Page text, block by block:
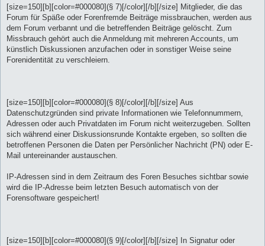
[size=150][b][color=#000080](§ 7)[/color][/b][/size] Mitglieder, die das
Forum für Späße oder Forenfremde Beiträge missbrauchen, werden aus
dem Forum verbannt und die betreffenden Beiträge gelöscht. Zum
Missbrauch gehört auch die Anmeldung mit mehreren Accounts, um
künstlich Diskussionen anzufachen oder in sonstiger Weise seine
Forenidentität zu verschleiern.
[size=150][b][color=#000080](§ 8)[/color][/b][/size] Aus
Datenschutzgründen sind private Informationen wie Telefonnummern,
Adressen oder auch Privatdaten im Forum nicht weiterzugeben. Sollten
sich während einer Diskussionsrunde Kontakte ergeben, so sollten die
betroffenen Personen die Daten per Persönlicher Nachricht (PN) oder E-
Mail untereinander austauschen.
IP-Adressen sind in dem Zeitraum des Foren Besuches sichtbar sowie
wird die IP-Adresse beim letzten Besuch automatisch von der
Forensoftware gespeichert!
[size=150][b][color=#000080](§ 9)[/color][/b][/size] In Signatur oder